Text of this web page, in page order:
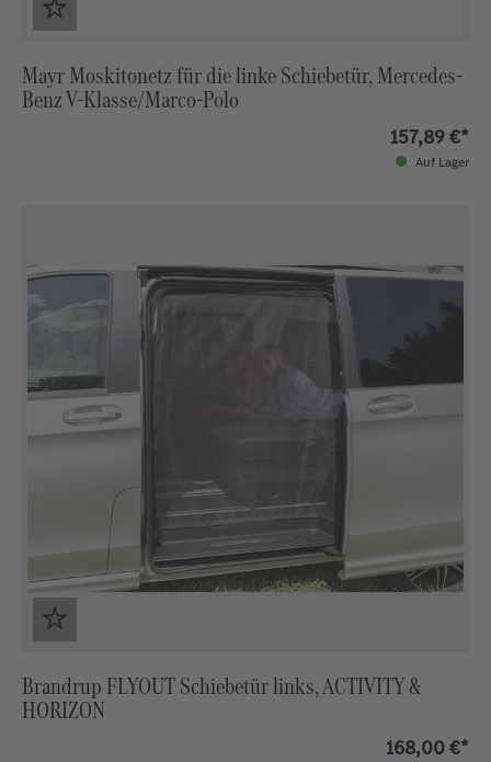
Mayr Moskitonetz für die linke Schiebetür, Mercedes-
Benz V-Klasse/Marco-Polo
157,89 €*
Auf Lager
Brandrup FLYOUT Schiebetür links, ACTIVITY &
HORIZON
168,00 €*